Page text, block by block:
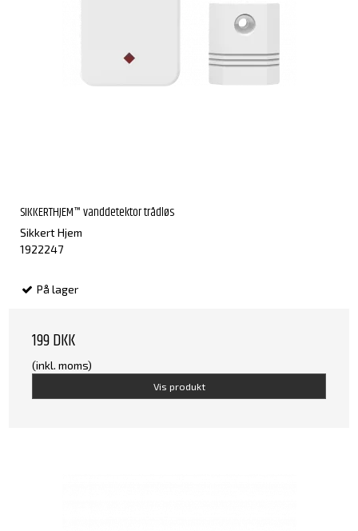
SIKKERTHJEM™ vanddetektor trådløs
Sikkert Hjem
1922247
På lager
199 DKK
(inkl. moms)
Vis produkt